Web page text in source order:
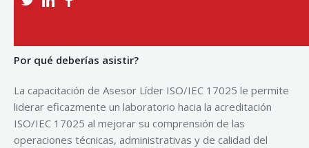
Por qué deberías asistir?
La capacitación de Asesor Líder ISO/IEC 17025 le permite
liderar eficazmente un laboratorio hacia la acreditación
ISO/IEC 17025 al mejorar su comprensión de las
operaciones técnicas, administrativas y de calidad del